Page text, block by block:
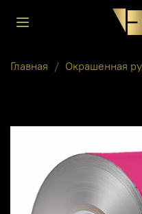
Главная Окрашенная